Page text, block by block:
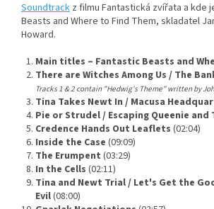
Soundtrack z filmu Fantastická zvířata a kde
Beasts and Where to Find Them, skladatel
Howard.
1. Main titles – Fantastic Beasts and
2. There are Witches Among Us / The
Tracks 1 & 2 contain "Hedwig's Theme" written by
3. Tina Takes Newt In / Macusa
4. Pie or Strudel / Escaping Queenie and
5. Credence Hands Out Leaflets (02:04)
6. Inside the Case (09:09)
7. The Erumpent (03:29)
8. In the Cells (02:11)
9. Tina and Newt Trial / Let's Get the
Evil(08:00)